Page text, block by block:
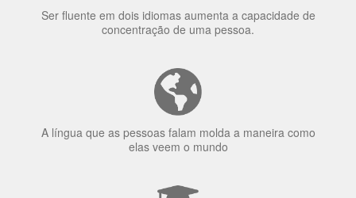
Ser fluente em dois idiomas aumenta a capacidade de
concentração de uma pessoa.